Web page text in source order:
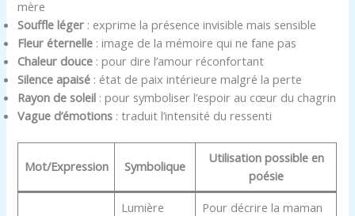
mère
Souffle léger : exprime la présence invisible mais sensible
Fleur éternelle : image de la mémoire qui ne fane pas
Chaleur douce : pour dire l’amour réconfortant
Silence apaisé : état de paix intérieure malgré la perte
Rayon de soleil : pour symboliser l’espoir au cœur du chagrin
Vague d’émotions : traduit l’intensité du ressenti
Mot/Expression Symbolique
Utilisation possible en
poésie
Lumière
Pour décrire la maman